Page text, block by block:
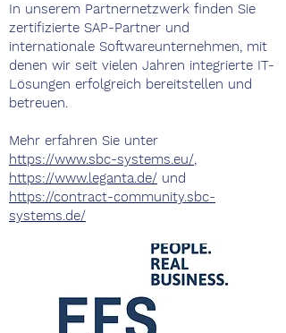
In unserem Partnernetzwerk finden Sie
zertifizierte SAP-Partner und
internationale Softwareunternehmen, mit
denen wir seit vielen Jahren integrierte IT-
Lösungen erfolgreich bereitstellen und
betreuen.
Mehr erfahren Sie unter
https://www.sbc-systems.eu/,
https://www.leganta.de/ und
https://contract-community.sbc-
systems.de/